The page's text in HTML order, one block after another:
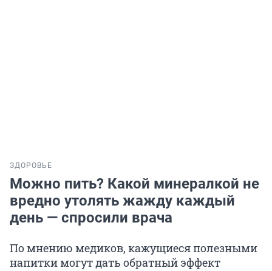
ЗДОРОВЬЕ
Можно пить? Какой минералкой не
вредно утолять жажду каждый
день — спросили врача
По мнению медиков, кажущиеся полезными
напитки могут дать обратный эффект